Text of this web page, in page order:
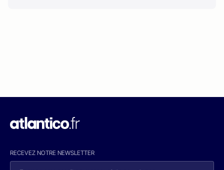
RECEVEZ NOTRE NEWSLETTER